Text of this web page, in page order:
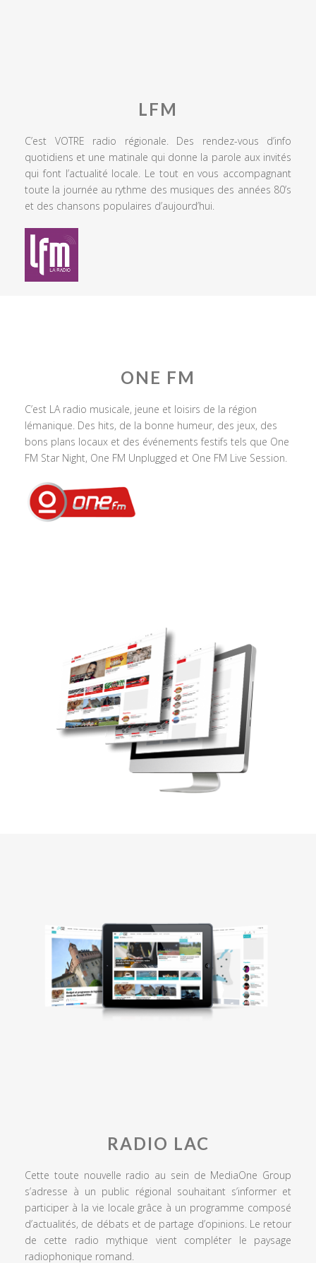
LFM
C’est VOTRE radio régionale. Des rendez-vous d’info
quotidiens et une matinale qui donne la parole aux invités
qui font l’actualité locale. Le tout en vous accompagnant
toute la journée au rythme des musiques des années 80’s
et des chansons populaires d’aujourd’hui.
ONE FM
C’est LA radio musicale, jeune et loisirs de la région
lémanique. Des hits, de la bonne humeur, des jeux, des
bons plans locaux et des événements festifs tels que One
FM Star Night, One FM Unplugged et One FM Live Session.
RADIO LAC
Cette toute nouvelle radio au sein de MediaOne Group
s’adresse à un public régional souhaitant s’informer et
participer à la vie locale grâce à un programme composé
d’actualités, de débats et de partage d’opinions. Le retour
de cette radio mythique vient compléter le paysage
radiophonique romand.